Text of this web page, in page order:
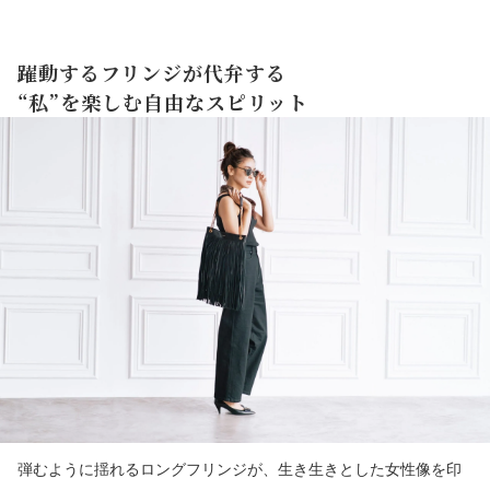
躍動するフリンジが代弁する
“私”を楽しむ自由なスピリット
弾むように揺れるロングフリンジが、生き生きとした女性像を印